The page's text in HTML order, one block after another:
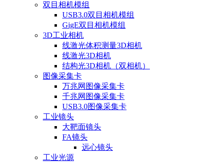
双目相机模组
USB3.0双目相机模组
GigE双目相机模组
3D工业相机
线激光体积测量3D相机
线激光3D相机
结构光3D相机（双相机）
图像采集卡
万兆网图像采集卡
千兆网图像采集卡
USB3.0图像采集卡
工业镜头
大靶面镜头
FA镜头
远心镜头
工业光源